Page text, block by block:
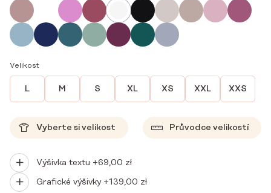
Velikost
L M S XL XS XXL XXS
Vyberte si velikost Průvodce velikostí
Výšivka textu +69,00 zł
Grafické výšivky +139,00 zł